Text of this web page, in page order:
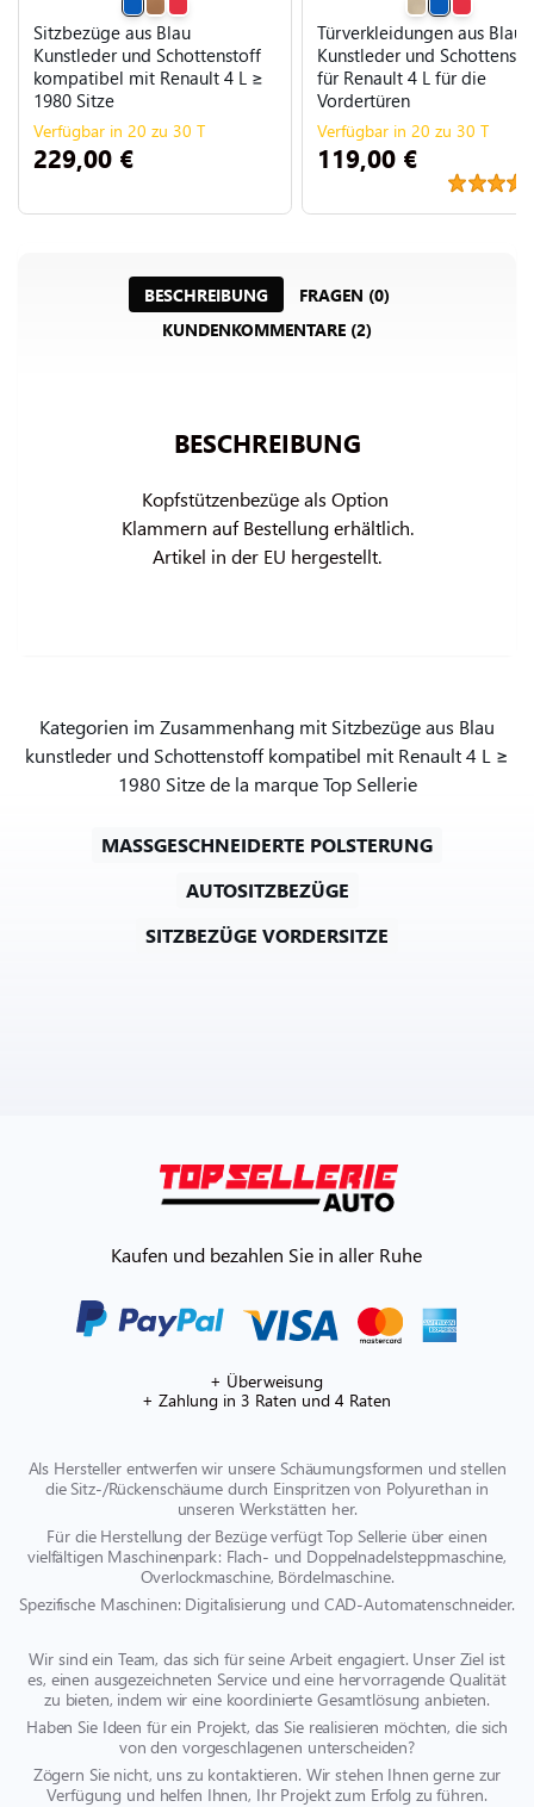
Sitzbezüge aus Blau
Kunstleder und Schottenstoff
kompatibel mit Renault 4 L ≥
1980 Sitze
Verfügbar in 20 zu 30 T
229,00 €
Türverkleidungen aus Blau
Kunstleder und
für Renault 4 L für die
Vordertüren
Verfügbar in 20 zu 30 T
119,00 €
BESCHREIBUNG
FRAGEN (0)
KUNDENKOMMENTARE (2)
BESCHREIBUNG
Kopfstützenbezüge als Option
Klammern auf Bestellung erhältlich.
Artikel in der EU hergestellt.
Kategorien im Zusammenhang mit Sitzbezüge aus Blau
kunstleder und Schottenstoff kompatibel mit Renault 4 L ≥
1980 Sitze de la marque Top Sellerie
MASSGESCHNEIDERTE POLSTERUNG
AUTOSITZBEZÜGE
SITZBEZÜGE VORDERSITZE
Kaufen und bezahlen Sie in aller Ruhe
+ Überweisung
+ Zahlung in 3 Raten und 4 Raten
Als Hersteller entwerfen wir unsere Schäumungsformen und stellen
die Sitz-/Rückenschäume durch Einspritzen von Polyurethan in
unseren Werkstätten her.
Für die Herstellung der Bezüge verfügt Top Sellerie über einen
vielfältigen Maschinenpark: Flach- und Doppelnadelsteppmaschine,
Overlockmaschine, Bördelmaschine.
Spezifische Maschinen: Digitalisierung und CAD-Automatenschneider.
Wir sind ein Team, das sich für seine Arbeit engagiert. Unser Ziel ist
es, einen ausgezeichneten Service und eine hervorragende Qualität
zu bieten, indem wir eine koordinierte Gesamtlösung anbieten.
Haben Sie Ideen für ein Projekt, das Sie realisieren möchten, die sich
von den vorgeschlagenen unterscheiden?
Zögern Sie nicht, uns zu kontaktieren. Wir stehen Ihnen gerne zur
Verfügung und helfen Ihnen, Ihr Projekt zum Erfolg zu führen.